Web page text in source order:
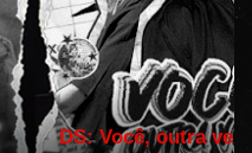
DS: Você, outra vez!